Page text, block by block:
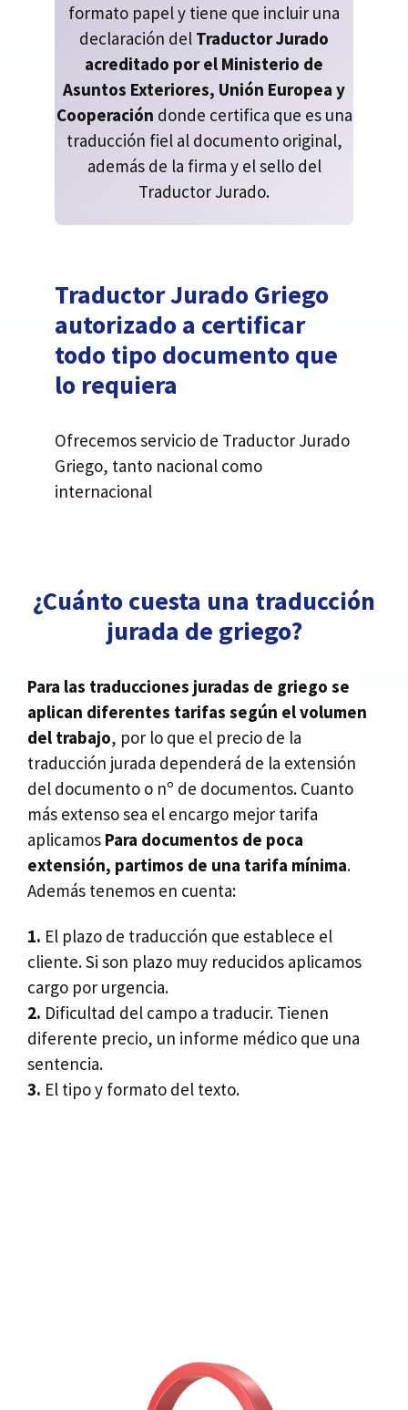
formato papel y tiene que incluir una
declaración del Traductor Jurado
acreditado por el Ministerio de
Asuntos Exteriores, Unión Europea y
Cooperación donde certifica que es una
traducción fiel al documento original,
además de la firma y el sello del
Traductor Jurado.
Traductor Jurado Griego
autorizado a certificar
todo tipo documento que
lo requiera
Ofrecemos servicio de Traductor Jurado
Griego, tanto nacional como
internacional
¿Cuánto cuesta una traducción
jurada de griego?
Para las traducciones juradas de griego se
aplican diferentes tarifas según el volumen
del trabajo, por lo que el precio de la
traducción jurada dependerá de la extensión
del documento o nº de documentos. Cuanto
más extenso sea el encargo mejor tarifa
aplicamos Para documentos de poca
extensión, partimos de una tarifa mínima.
Además tenemos en cuenta:
1. El plazo de traducción que establece el
cliente. Si son plazo muy reducidos aplicamos
cargo por urgencia.
2. Dificultad del campo a traducir. Tienen
diferente precio, un informe médico que una
sentencia.
3. El tipo y formato del texto.